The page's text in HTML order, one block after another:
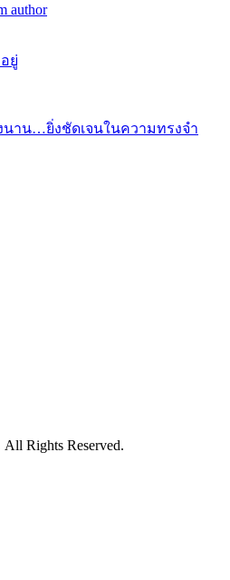
author
ยู่
าน…ยิ่งชัดเจนในความทรงจำ
Rights Reserved.